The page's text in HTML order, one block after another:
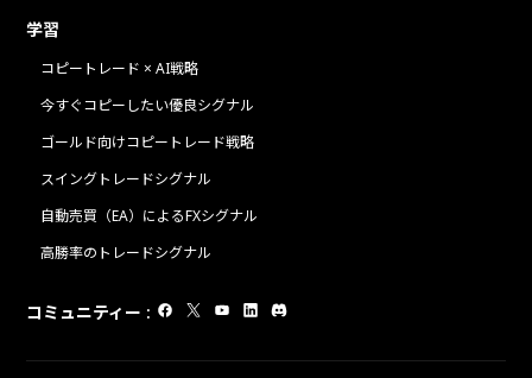
学習
コピートレード × AI戦略
今すぐコピーしたい優良シグナル
ゴールド向けコピートレード戦略
スイングトレードシグナル
自動売買（EA）によるFXシグナル
高勝率のトレードシグナル
コミュニティー :